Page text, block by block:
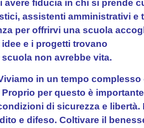
fiducia in chi si prende
assistenti amministrativi e
per offrirvi una scuola
e i progetti trovano
non avrebbe vita.
in un tempo
per questo è
di sicurezza e
e difeso. Coltivare il